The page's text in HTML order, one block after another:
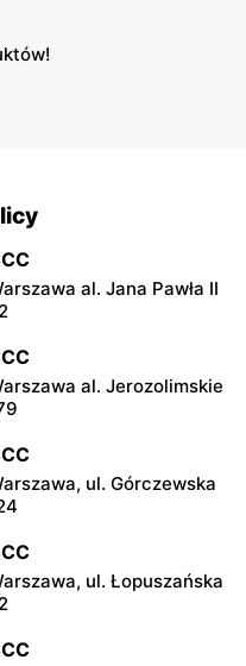
al. Jana Pawła II
al. Jerozolimskie
ul. Górczewska
ul. Łopuszańska